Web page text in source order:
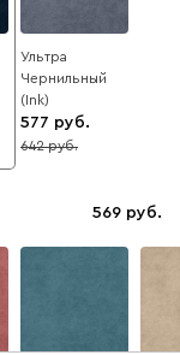
Ультра
Чернильный
(Ink)
577
10
642
569